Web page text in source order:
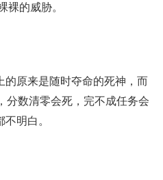
裸的威胁。
的原来是随时夺命的死神，而
分数清零会死，完不成任务会
明白。